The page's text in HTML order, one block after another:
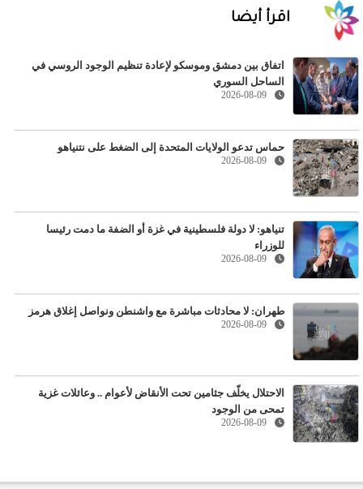
اقرأ أيضا
اتفاق بين دمشق وموسكو لإعادة تنظيم الوجود الروسي في
الساحل السوري
2026-08-09
حماس تدعو الولايات المتحدة إلى الضغط على نتنياهو
2026-08-09
تنياهو: لا دولة فلسطينية في غزة أو الضفة ما دمت رئيسا
للوزراء
2026-08-09
طهران: لا محادثات مباشرة مع واشنطن ونواصل إغلاق هرمز
2026-08-09
الاحتلال يخلّف جثامين تحت الأنقاض لأعوام .. وعائلات غزية
تمحى من الوجود
2026-08-09